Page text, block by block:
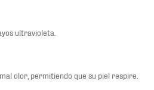
ultravioleta.
olor, permitiendo que su piel respire.